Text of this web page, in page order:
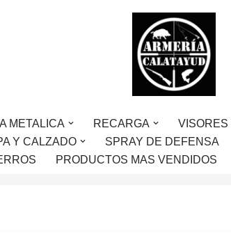
METALICA RECARGA VISORES
Y CALZADO SPRAY DE DEFENSA
PRODUCTOS MAS VENDIDOS